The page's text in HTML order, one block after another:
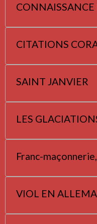
CITATIONS
SAINT JANVIER
LES
Franc-
VIOL EN